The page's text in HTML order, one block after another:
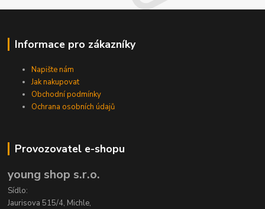
Informace pro zákazníky
Napište nám
Jak nakupovat
Obchodní podmínky
Ochrana osobních údajů
Provozovatel e-shopu
young shop s.r.o.
Sídlo:
Jaurisova 515/4, Michle,